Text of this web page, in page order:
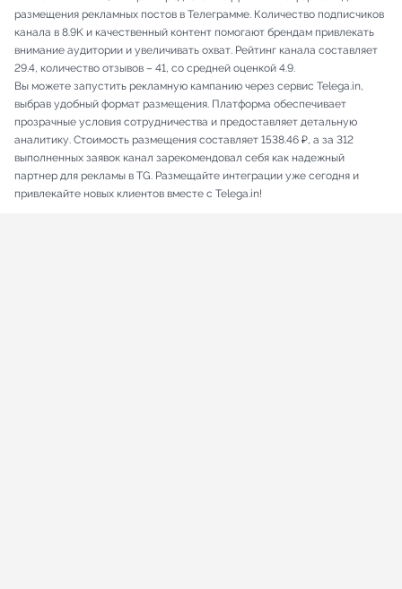
размещения рекламных постов в Телеграмме. Количество подписчиков
канала в 8.9K и качественный контент помогают брендам привлекать
внимание аудитории и увеличивать охват. Рейтинг канала составляет
29.4, количество отзывов – 41, со средней оценкой 4.9.
Вы можете запустить рекламную кампанию через сервис Telega.in,
выбрав удобный формат размещения. Платформа обеспечивает
прозрачные условия сотрудничества и предоставляет детальную
аналитику. Стоимость размещения составляет 1538.46 ₽, а за 312
выполненных заявок канал зарекомендовал себя как надежный
партнер для рекламы в TG. Размещайте интеграции уже сегодня и
привлекайте новых клиентов вместе с Telega.in!